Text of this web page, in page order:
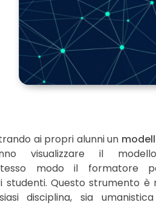
ai propri alunni un
visualizzare il
modo il formatore
Questo strumento è
disciplina, sia